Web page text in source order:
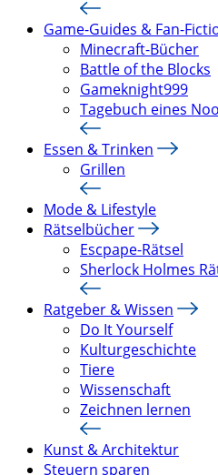
Game-Guides & Fan-
Minecraft-Bücher
Battle of the Blocks
Gameknight999
Tagebuch eines
Essen & Trinken
Grillen
Mode & Lifestyle
Rätselbücher
Escpape-Rätsel
Sherlock Holmes
Ratgeber & Wissen
Do It Yourself
Kulturgeschichte
Tiere
Wissenschaft
Zeichnen lernen
Kunst & Architektur
Steuern sparen